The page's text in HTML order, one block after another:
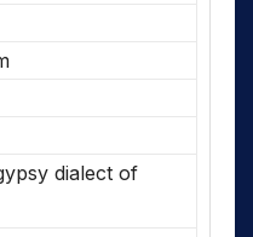
dialect of